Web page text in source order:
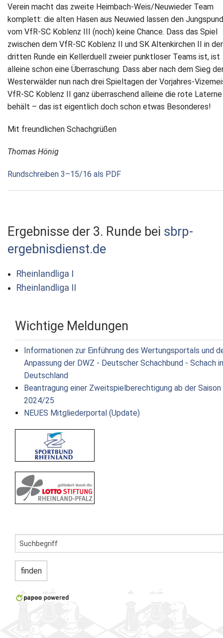
Verein macht das zweite Heimbach‐Weis/Neuwieder Team
komplett: die alten Hasen aus Neuwied lassen den
vom VfR‐SC Koblenz III (noch) keine Chance. Dass das Spiel
zwischen dem VfR‐SC Koblenz II und SK Altenkirchen II in der
dritten Runde ein Kellerduell zweier punktloser Teams ist, ist
alleine schon eine Überraschung. Dass aber nach dem Sieg
Westerwälder nun nach drei Spieltagen der
VfR‐SC Koblenz II ganz überraschend alleine die rote Laterne
behält – das ist eigentlich doch schon etwas Besonderes!
Mit freundlichen Schachgrüßen
Thomas Hönig
Rundschreiben 3–15/16 als PDF
Ergebnisse der 3. Runde bei sbrp-
ergebnisdienst.de
Rheinlandliga I
Rheinlandliga II
Wichtige Meldungen
Informationen zur Einführung des Wertungsportals und
Anpassung der DWZ - Deutscher Schachbund - Schach in
Deutschland
Beantragung einer Zweitspielberechtigung ab der Saison
2024/25
NEUES Mitgliederportal (Update)